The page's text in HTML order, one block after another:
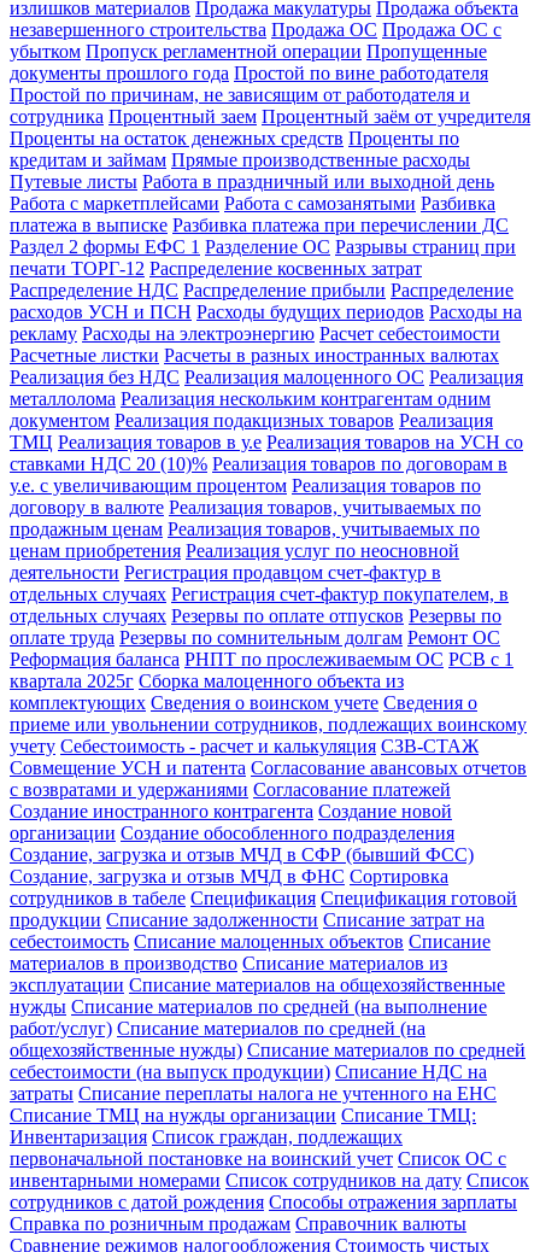
излишков материалов Продажа макулатуры Продажа объекта
незавершенного строительства Продажа ОС Продажа ОС с
убытком Пропуск регламентной операции Пропущенные
документы прошлого года Простой по вине работодателя
Простой по причинам, не зависящим от работодателя и
сотрудника Процентный заем Процентный заём от учредителя
Проценты на остаток денежных средств Проценты по
кредитам и займам Прямые производственные расходы
Путевые листы Работа в праздничный или выходной день
Работа с маркетплейсами Работа с самозанятыми Разбивка
платежа в выписке Разбивка платежа при перечислении ДС
Раздел 2 формы ЕФС 1 Разделение ОС Разрывы страниц при
печати ТОРГ-12 Распределение косвенных затрат
Распределение НДС Распределение прибыли Распределение
расходов УСН и ПСН Расходы будущих периодов Расходы на
рекламу Расходы на электроэнергию Расчет себестоимости
Расчетные листки Расчеты в разных иностранных валютах
Реализация без НДС Реализация малоценного ОС Реализация
металлолома Реализация нескольким контрагентам одним
документом Реализация подакцизных товаров Реализация
ТМЦ Реализация товаров в у.е Реализация товаров на УСН со
ставками НДС 20 (10)% Реализация товаров по договорам в
у.е. с увеличивающим процентом Реализация товаров по
договору в валюте Реализация товаров, учитываемых по
продажным ценам Реализация товаров, учитываемых по
ценам приобретения Реализация услуг по неосновной
деятельности Регистрация продавцом счет-фактур в
отдельных случаях Регистрация счет-фактур покупателем, в
отдельных случаях Резервы по оплате отпусков Резервы по
оплате труда Резервы по сомнительным долгам Ремонт ОС
Реформация баланса РНПТ по прослеживаемым ОС РСВ с 1
квартала 2025г Сборка малоценного объекта из
комплектующих Сведения о воинском учете Сведения о
приеме или увольнении сотрудников, подлежащих воинскому
учету Себестоимость - расчет и калькуляция СЗВ-СТАЖ
Совмещение УСН и патента Согласование авансовых отчетов
с возвратами и удержаниями Согласование платежей
Создание иностранного контрагента Создание новой
организации Создание обособленного подразделения
Создание, загрузка и отзыв МЧД в СФР (бывший ФСС)
Создание, загрузка и отзыв МЧД в ФНС Сортировка
сотрудников в табеле Спецификация Спецификация готовой
продукции Списание задолженности Списание затрат на
себестоимость Списание малоценных объектов Списание
материалов в производство Списание материалов из
эксплуатации Списание материалов на общехозяйственные
нужды Списание материалов по средней (на выполнение
работ/услуг) Списание материалов по средней (на
общехозяйственные нужды) Списание материалов по средней
себестоимости (на выпуск продукции) Списание НДС на
затраты Списание переплаты налога не учтенного на ЕНС
Списание ТМЦ на нужды организации Списание ТМЦ:
Инвентаризация Список граждан, подлежащих
первоначальной постановке на воинский учет Список ОС с
инвентарными номерами Список сотрудников на дату Список
сотрудников с датой рождения Способы отражения зарплаты
Справка по розничным продажам Справочник валюты
Сравнение режимов налогообложения Стоимость чистых